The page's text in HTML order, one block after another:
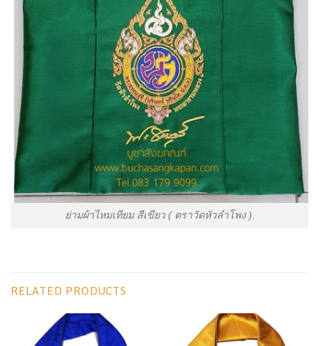
ย่ามผ้าไหมเทียม สีเขียว ( ตราวัดหัวลำโพง ).
RELATED PRODUCTS